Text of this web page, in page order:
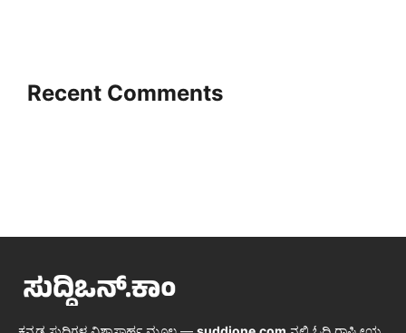
Recent Comments